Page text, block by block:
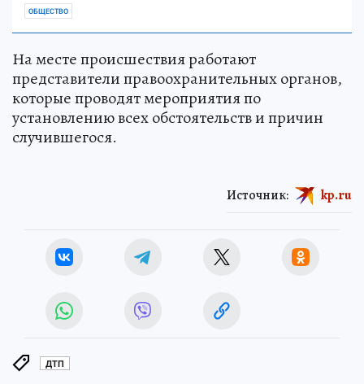
ОБЩЕСТВО
На месте происшествия работают
представители правоохранительных органов,
которые проводят мероприятия по
установлению всех обстоятельств и причин
случившегося.
Источник: kp.ru
ДТП